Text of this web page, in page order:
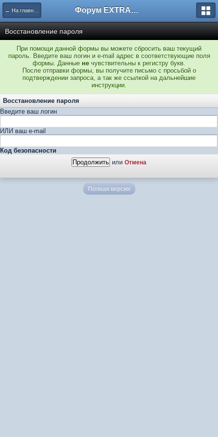
← На главную Форум EXTRACTOR.ru
Восстановление пароля
При помощи данной формы вы можете сбросить ваш текущий
пароль. Введите ваш логин и e-mail адрес в соответствующие поля
формы. Данные не чувствительны к регистру букв.
После отправки формы, вы получите письмо с просьбой о
подтверждении запроса, а так же ссылкой на дальнейшие
инструкции.
Восстановление пароля
Введите ваш логин
ИЛИ ваш e-mail
Код безопасности
или Отмена
Полная версия